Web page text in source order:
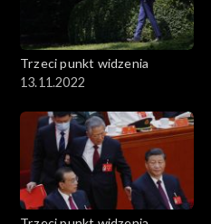
Trzeci punkt widzenia
13.11.2022